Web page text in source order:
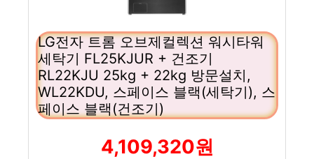
LG전자 트롬 오브제컬렉션 워시타워
세탁기 FL25KJUR + 건조기
RL22KJU 25kg + 22kg 방문설치,
WL22KDU, 스페이스 블랙(세탁기), 스
페이스 블랙(건조기)
4,109,320원